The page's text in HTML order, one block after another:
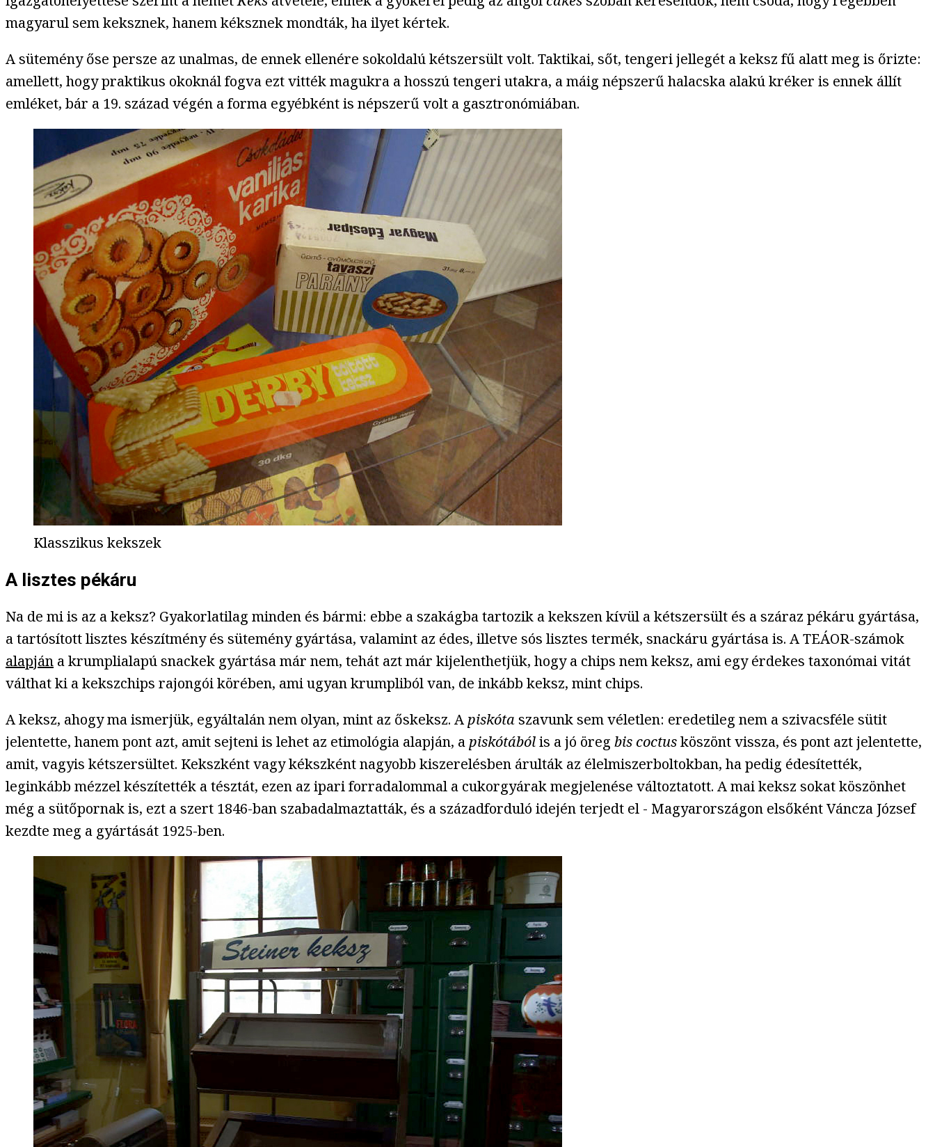
magyarul sem keksznek, hanem kéksznek mondták, ha ilyet kértek.
A sütemény őse persze az unalmas, de ennek ellenére sokoldalú kétszersült volt. Taktikai, sőt, tengeri jellegét a keksz fű alatt meg is őrizte:
amellett, hogy praktikus okoknál fogva ezt vitték magukra a hosszú tengeri utakra, a máig népszerű halacska alakú kréker is ennek állít
emléket, bár a 19. század végén a forma egyébként is népszerű volt a gasztronómiában.
Klasszikus kekszek
A lisztes pékáru
Na de mi is az a keksz? Gyakorlatilag minden és bármi: ebbe a szakágba tartozik a kekszen kívül a kétszersült és a száraz pékáru gyártása,
a tartósított lisztes készítmény és sütemény gyártása, valamint az édes, illetve sós lisztes termék, snackáru gyártása is. A TEÁOR-számok
alapján a krumplialapú snackek gyártása már nem, tehát azt már kijelenthetjük, hogy a chips nem keksz, ami egy érdekes taxonómai vitát
válthat ki a kekszchips rajongói körében, ami ugyan krumpliból van, de inkább keksz, mint chips.
A keksz, ahogy ma ismerjük, egyáltalán nem olyan, mint az őskeksz. Apiskótaszavunk sem véletlen: eredetileg nem a szivacsféle sütit
jelentette, hanem pont azt, amit sejteni is lehet az etimológia alapján, a piskótábólis a jó öreg bis coctusköszönt vissza, és pont azt jelentette,
amit, vagyis kétszersültet. Kekszként vagy kékszként nagyobb kiszerelésben árulták az élelmiszerboltokban, ha pedig édesítették,
leginkább mézzel készítették a tésztát, ezen az ipari forradalommal a cukorgyárak megjelenése változtatott. A mai keksz sokat köszönhet
még a sütőpornak is, ezt a szert 1846-ban szabadalmaztatták, és a századforduló idején terjedt el - Magyarországon elsőként Váncza József
kezdte meg a gyártását 1925-ben.